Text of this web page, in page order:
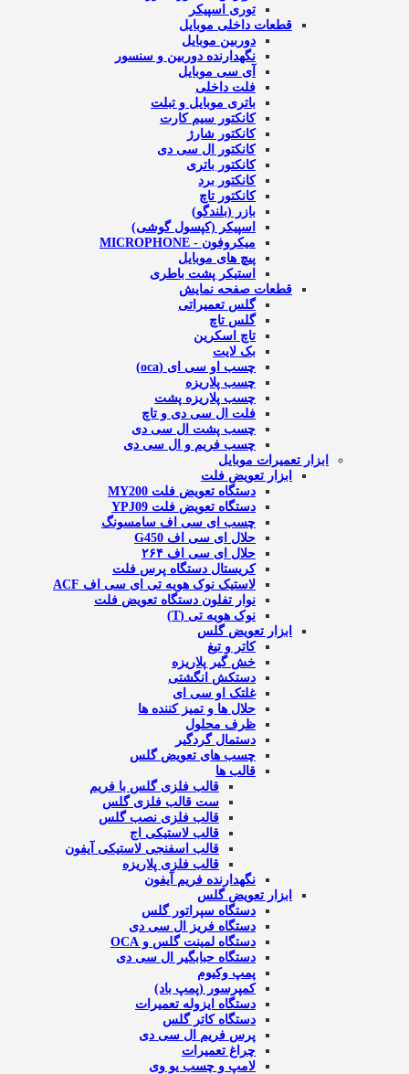
توری اسپیکر
قطعات داخلی موبایل
دوربین موبایل
نگهدارنده دوربین و سنسور
آی سی موبایل
فلت داخلی
باتری موبایل و تبلت
کانکتور سیم کارت
کانکتور شارژ
کانکتور ال سی دی
کانکتور باتری
کانکتور برد
کانکتور تاچ
بازر (بلندگو)
اسپیکر (کپسول گوشی)
میکروفون - MICROPHONE
پیچ های موبایل
استیکر پشت باطری
قطعات صفحه نمایش
گلس تعمیراتی
گلس تاچ
تاچ اسکرین
بک لایت
چسب او سی ای (oca)
چسب پلاریزه
چسب پلاریزه پشت
فلت ال سی دی و تاچ
چسب پشت ال سی دی
چسب فریم و ال سی دی
ابزار تعمیرات موبایل
ابزار تعویض فلت
دستگاه تعویض فلت MY200
دستگاه تعویض فلت YPJ09
چسب ای سی اف سامسونگ
حلال ای سی اف G450
حلال ای سی اف ۲۶۴
کریستال دستگاه پرس فلت
لاستیک نوک هویه تی ای سی اف ACF
نوار تفلون دستگاه تعویض فلت
نوک هویه تی (T)
ابزار تعویض گلس
کاتر و تیغ
خش گیر پلاریزه
دستکش انگشتی
غلتک او سی ای
حلال ها و تمیز کننده ها
ظرف محلول
دستمال گردگیر
چسب های تعویض گلس
قالب ها
قالب فلزی گلس با فریم
ست قالب فلزی گلس
قالب فلزی نصب گلس
قالب لاستیکی اج
قالب اسفنجی لاستیکی آیفون
قالب فلزی پلاریزه
نگهدارنده فریم آیفون
ابزار تعویض گلس
دستگاه سپراتور گلس
دستگاه فریز ال سی دی
دستگاه لمینت گلس و OCA
دستگاه حبابگیر ال سی دی
پمپ وکیوم
کمپرسور (پمپ باد)
دستگاه ایزوله تعمیرات
دستگاه کاتر گلس
پرس فریم ال سی دی
چراغ تعمیرات
لامپ و چسب یو وی